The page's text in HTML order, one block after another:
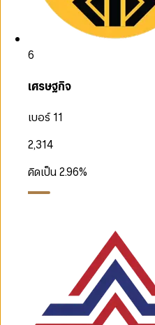
6
เศรษฐกิจ
เบอร์ 11
2,314
คิดเป็น2.96%